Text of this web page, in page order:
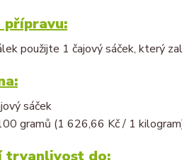
přípravu:
použijte 1 čajový sáček, který
sáček
gramů (1 626,66 Kč / 1
trvanlivost do: